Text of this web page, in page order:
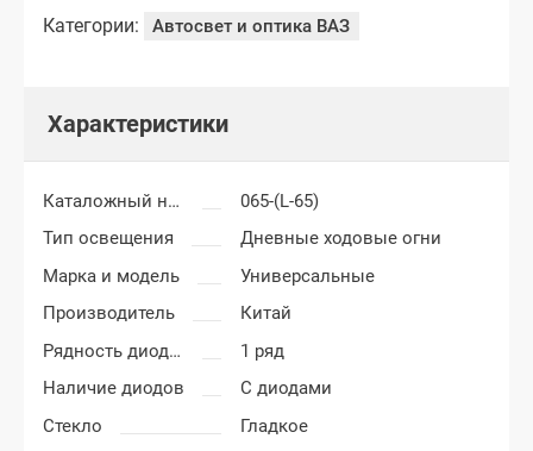
Категории: Автосвет и оптика ВАЗ
Характеристики
Каталожный номер
065-(L-65)
Тип освещения
Дневные ходовые огни
Марка и модель
Универсальные
Производитель
Китай
Рядность диодов
1 ряд
Наличие диодов
С диодами
Стекло
Гладкое